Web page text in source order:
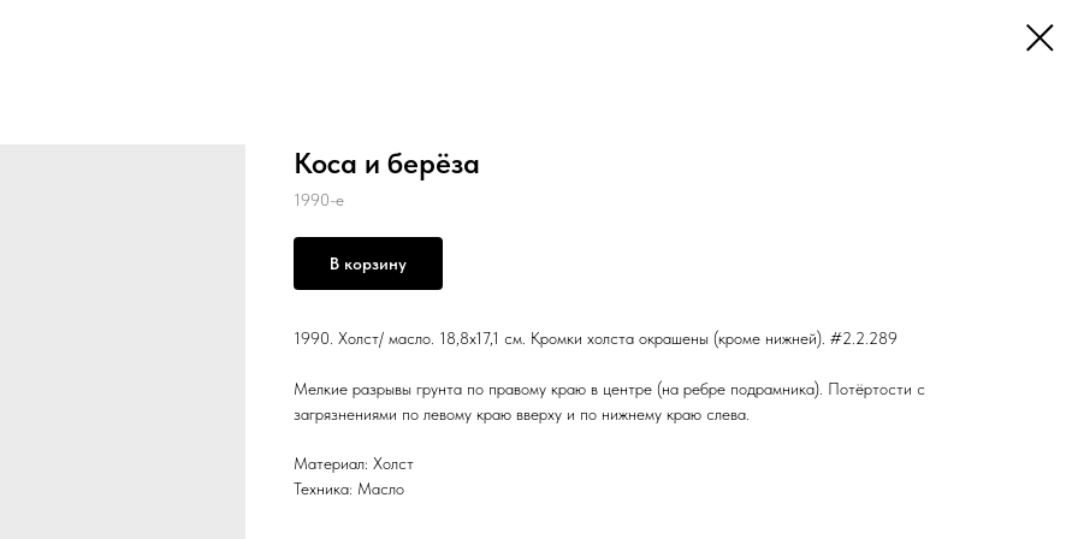
Коса и берёза
1990-е
В корзину
1990. Холст/ масло. 18,8x17,1 см. Кромки холста окрашены (кроме нижней). #2.2.289
Мелкие разрывы грунта по правому краю в центре (на ребре подрамника). Потёртости с
загрязнениями по левому краю вверху и по нижнему краю слева.
Материал: Холст
Техника: Масло